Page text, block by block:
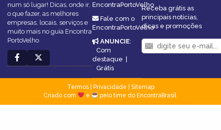
num só lugar! Dicas, onde ir,
o que fazer, as melhores
empresas, locais, serviços e
muito mais no guia Encontra
PortoVelho
EncontraPortoVelho
Fale com o
EncontraPortoVelho
ANUNCIE:
Com
destaque
Grátis
Receba grátis as
principais notícias,
dicas e promoções
Termos| Privacidade
Sitemap
Criado com
e pelo time do EncontraBrasil